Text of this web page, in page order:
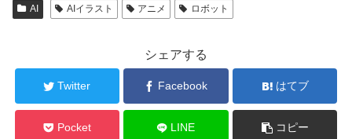
AI AIイラスト アニメ ロボット
シェアする
Twitter Facebook はてブ
Pocket LINE コピー